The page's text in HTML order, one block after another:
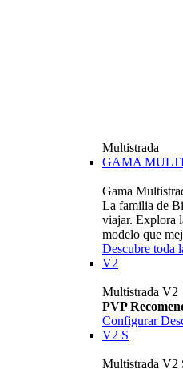
Multistrada
GAMA
Gama
La familia de
viajar. Explora
modelo que
Descubre toda
V2
Multistrada V2
PVP
Configurar
V2 S
Multistrada V2